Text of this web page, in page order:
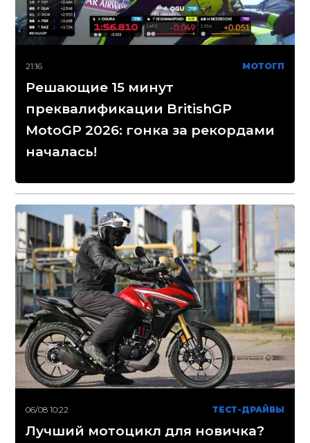
21:16 МОТОГП
Решающие 15 минут
преквалификации BritishGP
MotoGP 2026: гонка за рекордами
началась!
06/08 10:22 ТЕСТ-ДРАЙВЫ
Лучший мотоцикл для новичка?